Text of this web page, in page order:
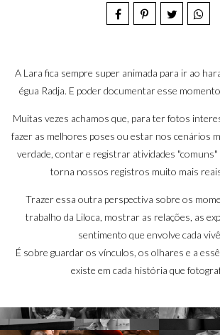
A Lara fica sempre super animada para ir ao
égua Radja. E poder documentar esse
Muitas vezes achamos que, para ter fotos
fazer as melhores poses ou estar nos cenários
verdade, contar e registrar atividades
torna nossos registros muito mais
Trazer essa outra perspectiva sobre os
trabalho da Liloca, mostrar as relações, as
sentimento que envolve cada
É sobre guardar os vínculos, os olhares e a
existe em cada história que